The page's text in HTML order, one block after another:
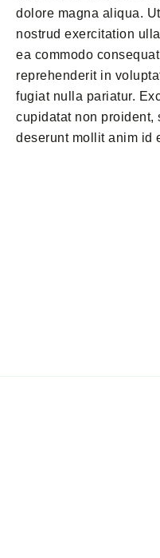
dolore magna aliqua.
nostrud exercitation
ea commodo
reprehenderit in
fugiat nulla pariatur.
cupidatat non proident,
deserunt mollit anim id